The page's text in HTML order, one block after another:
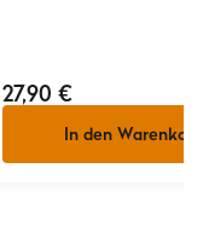
27,90 €
In den Warenkorb